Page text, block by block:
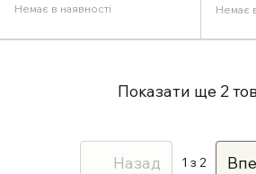
Немає в наявності Немає
Показати ще 2
Назад 1 з 2